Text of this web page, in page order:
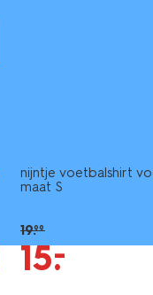
nijntje voetbalshirt
maat S
19.99
15.
–